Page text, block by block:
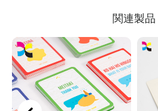
関連製品